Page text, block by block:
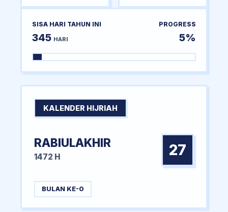
SISA HARI TAHUN INI
345 HARI
PROGRESS
5%
KALENDER HIJRIAH
RABIULAKHIR
1472 H 27
BULAN KE-0